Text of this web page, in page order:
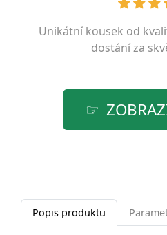
Unikátní kousek od
dostání za
Popis produktu